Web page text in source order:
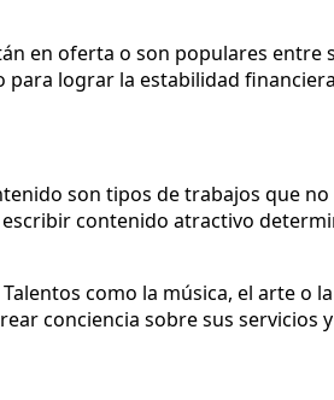
en oferta o son populares entre
lograr la estabilidad
son tipos de trabajos que
contenido atractivo
como la música, el arte o
conciencia sobre sus servicios